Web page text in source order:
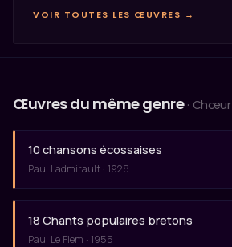
VOIR TOUTES LES ŒUVRES →
Œuvres du même genre · Chœur
10 chansons écossaises
Paul Ladmirault · 1928
18 Chants populaires bretons
Paul Le Flem · 1955